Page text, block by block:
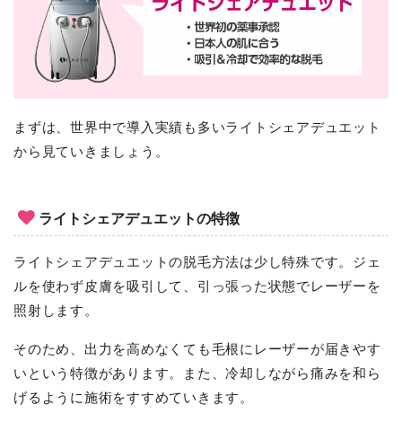
まずは、世界中で導入実績も多いライトシェアデュエット
から見ていきましょう。
ライトシェアデュエットの特徴
ライトシェアデュエットの脱毛方法は少し特殊です。ジェ
ルを使わず皮膚を吸引して、引っ張った状態でレーザーを
照射します。
そのため、出力を高めなくても毛根にレーザーが届きやす
いという特徴があります。また、冷却しながら痛みを和ら
げるように施術をすすめていきます。